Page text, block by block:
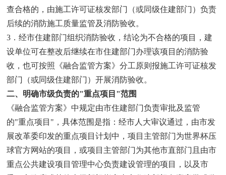
查合格的，由施工许可证核发部门（或同级住建部门）负责
后续的消防施工质量监管及消防验收。
3．经市住建部门组织消防验收，结论为不合格的项目，建
设单位可在整改后继续在市住建部门办理该项目的消防验
收，也可按照《融合监管方案》分工原则报施工许可证核发
部门（或同级住建部门）开展消防验收。
二、明确市级负责的"重点项目"范围
《融合监管方案》中规定由市住建部门负责审批及监管
的"重点项目"，具体范围是指：经市人大审议通过，由市发
展改革委印发的重点项目计划中，项目主管部门为世界杯压
球官方网站的项目，或项目主管部门为其他市直部门且由市
重点公共建设项目管理中心负责建设管理的项目，以及市